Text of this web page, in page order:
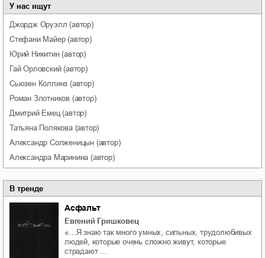
У нас ищут
Джордж Оруэлл (автор)
Стефани Майер(автор)
Юрий Никитин(автор)
Гай Орловский(автор)
Сьюзен Коллинз (автор)
Роман Злотников (автор)
Дмитрий Емец(автор)
Татьяна Полякова(автор)
Александр Солженицын (автор)
Александра Маринина (автор)
В тренде
Асфальт
Евгений Гришковец
«…Я знаю так много умных, сильных, трудолюбивых
людей, которые очень сложно живут, которые
страдают …